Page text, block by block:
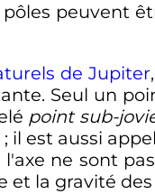
peuvent
de Jupiter
Seul un
point sub-
; il est aussi
ne sont
la gravité